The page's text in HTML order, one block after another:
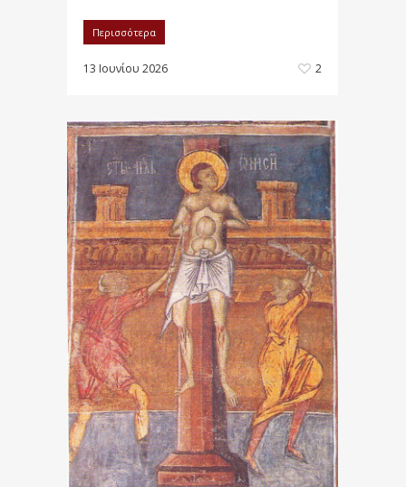
Περισσότερα
13 Ιουνίου 2026 2